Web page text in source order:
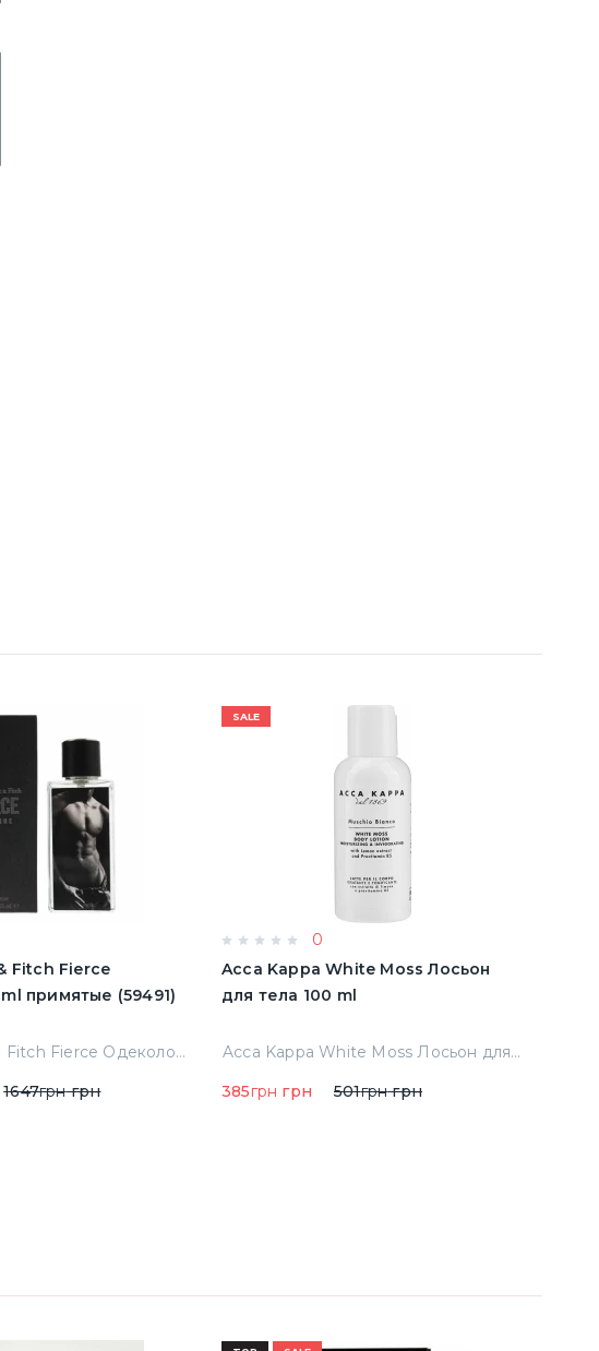
Fitch Fierce
Одеколон 50 ml примятые (59491)
Abercrombie & Fitch Fierce Одеколон 50 ml примятые (59491)
1647грнгрн
SALE
0
Acca Kappa White Moss Лосьон
для тела 100 ml
Acca Kappa White Moss Лосьон для тела 100 ml
385грн грн 501грнгрн